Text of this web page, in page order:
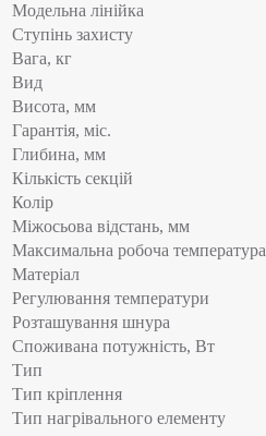
Модельна лінійка
Ступінь захисту
Вага, кг
Вид
Висота, мм
Гарантія, міс.
Глибина, мм
Кількість секцій
Колір
Міжосьова відстань, мм
Максимальна робоча температура
Матеріал
Регулювання температури
Розташування шнура
Споживана потужність, Вт
Тип
Тип кріплення
Тип нагрівального елементу